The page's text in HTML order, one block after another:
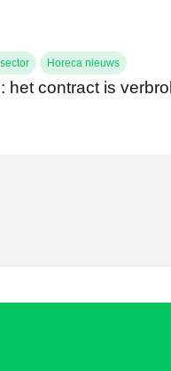
Horeca nieuws
het contract is